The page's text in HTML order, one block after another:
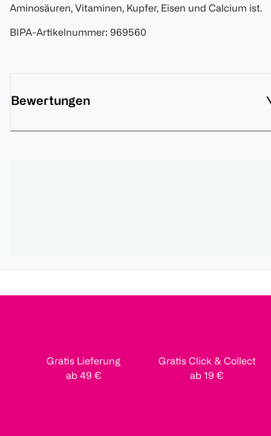
Aminosäuren, Vitaminen, Kupfer, Eisen und Calcium ist.
BIPA-Artikelnummer: 969560
Bewertungen
Gratis Lieferung
ab 49 €
Gratis Click & Collect
ab 19 €